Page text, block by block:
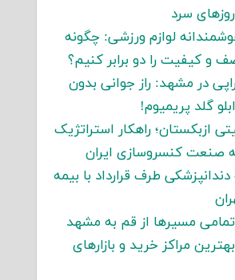
سرد
لوازم ورزشی: چگونه
و کیفیت را دو برابر کنیم؟
در مشهد: راز جوانی بدون
گلد پریمیوم!
ازبکستان؛ راهکار استراتژیک
صنعت کنسروسازی ایران
طرف قرارداد با بیمه
مسیرها از قم به مشهد
مراکز خرید و بازارهای